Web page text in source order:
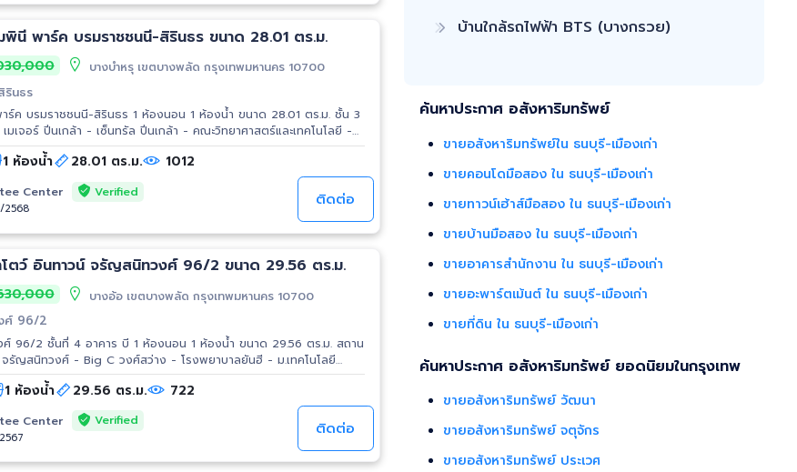
นี พาร์ค บรมราชชนนี-สิรินธร ขนาด 28.01 ตร.ม.
บางบำหรุ เขตบางพลัด กรุงเทพมหานคร 10700
รินธร
1 ห้องนอน 1 ห้องน้ำ ขนาด 28.01 ตร.ม. ชั้น 3
- รพ.เจ้าพระยา - เดอะ เซ้นส์ ปิ่นเกล้า - เมเจอร์ ปิ่นเกล้า - เซ็นทรัล
า - ตั้งฮั่วเส็ง การเดินทาง - ถ.รุ่งประชา - ถ.บรมราช
กกรุงเทพฯ รถไฟฟ้า - รถไฟฟ้าชานเมืองสายสีแดง
างบำหรุ - MRT สายสีน้ำเงิน (บางซื่อ-ท่าพระ) สถานีบางยี่ขัน และสถานี
1 ห้องน้ำ 28.01 ตร.ม. 1012
Center Verified
2568 ติดต่อ
โตว์ อินทาวน์ จรัญสนิทวงศ์ 96/2 ขนาด 29.56 ตร.ม.
บางอ้อ เขตบางพลัด กรุงเทพมหานคร 10700
ศ์ 96/2
96/2 ชั้นที่ 4 อาคาร บี 1 ห้องนอน 1 ห้องน้ำ ขนาด 29.56 ตร.ม. สถาน
รัญสนิทวงศ์ - Big C วงศ์สว่าง - โรงพยาบาลยันฮี - ม.เทคโนโลยี
รร.โยธินบูรณะ
1 ห้องน้ำ 29.56 ตร.ม. 722
Center Verified ติดต่อ
บ้านใกล้รถไฟฟ้า BTS (บางกรวย)
ค้นหาประกาศ อสังหาริมทรัพย์
ขายอสังหาริมทรัพย์ใน ธนบุรี-เมืองเก่า
ขายคอนโดมือสอง ใน ธนบุรี-เมืองเก่า
ขายทาวน์เฮ้าส์มือสอง ใน ธนบุรี-เมืองเก่า
ขายบ้านมือสอง ใน ธนบุรี-เมืองเก่า
ขายอาคารสำนักงาน ใน ธนบุรี-เมืองเก่า
ขายอะพาร์ตเม้นต์ ใน ธนบุรี-เมืองเก่า
ขายที่ดิน ใน ธนบุรี-เมืองเก่า
ค้นหาประกาศ อสังหาริมทรัพย์ ยอดนิยมในกรุงเทพ
ขายอสังหาริมทรัพย์ วัฒนา
ขายอสังหาริมทรัพย์ จตุจักร
ขายอสังหาริมทรัพย์ ประเวศ